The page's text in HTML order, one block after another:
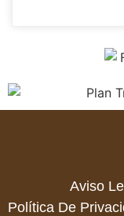
Aviso
Política De